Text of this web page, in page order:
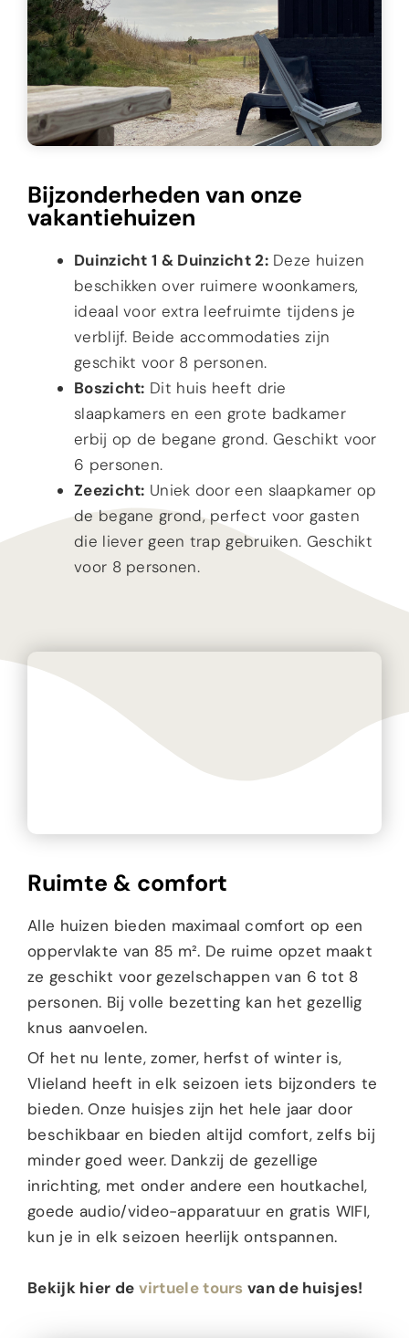
Bijzonderheden van onze
vakantiehuizen‬
Duinzicht 1 & Duinzicht 2:Deze huizen
beschikken over ruimere woonkamers,
ideaal voor extra leefruimte tijdens je
verblijf. Beide accommodaties zijn
geschikt voor 8 personen.
Boszicht: Dit huis heeft drie
slaapkamers en een grote badkamer
erbij op de begane grond. Geschikt voor
6 personen.
Zeezicht: Uniek door een slaapkamer op
de begane grond, perfect voor gasten
die liever geen trap gebruiken. Geschikt
voor 8 personen.
Ruimte & comfort
Alle huizen bieden maximaal comfort op een
oppervlakte van 85 m². De ruime opzet maakt
ze geschikt voor gezelschappen van 6 tot 8
personen. Bij volle bezetting kan het gezellig
knus aanvoelen.
Of het nu lente, zomer, herfst of winter is,
Vlieland heeft in elk seizoen iets bijzonders te
bieden. Onze huisjes zijn het hele jaar door
beschikbaar en bieden altijd comfort, zelfs bij
minder goed weer. Dankzij de gezellige
inrichting, met onder andere een houtkachel,
goede audio/video-apparatuur en gratis WIFI,
kun je in elk seizoen heerlijk ontspannen.
Bekijk hier de virtuele tours van de huisjes!